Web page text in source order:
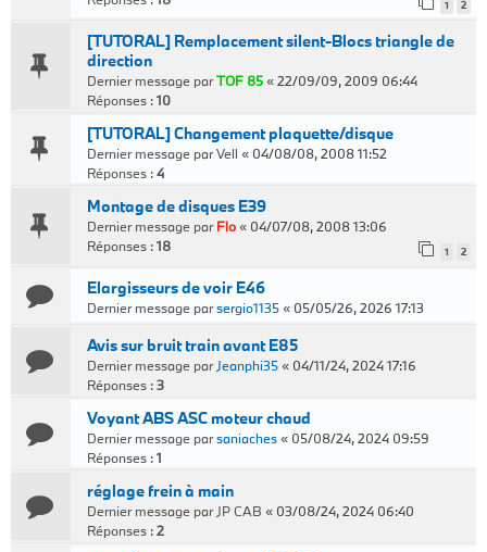
1 2
[TUTORAL] Remplacement silent-Blocs triangle de
direction
Dernier message parTOF 85«22/09/09, 2009 06:44
Réponses :10
[TUTORAL] Changement plaquette/disque
Dernier message parVell « 04/08/08, 2008 11:52
Réponses :4
Montage de disques E39
Dernier message parFlo« 04/07/08, 2008 13:06
Réponses :18 1 2
Elargisseurs de voir E46
Dernier message parsergio1135« 05/05/26, 2026 17:13
Avis sur bruit train avant E85
Dernier message par Jeanphi35« 04/11/24, 2024 17:16
Réponses :3
Voyant ABS ASC moteur chaud
Dernier message parsaniaches« 05/08/24, 2024 09:59
Réponses :1
réglage frein à main
Dernier message par JP CAB « 03/08/24, 2024 06:40
Réponses :2